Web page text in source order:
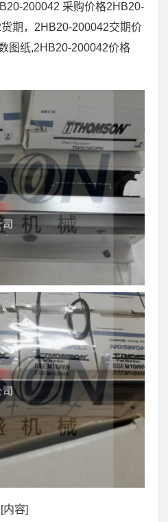
200042 采购价格2HB20-
期，2HB20-200042交期价
图纸,2HB20-200042价格
[内容]